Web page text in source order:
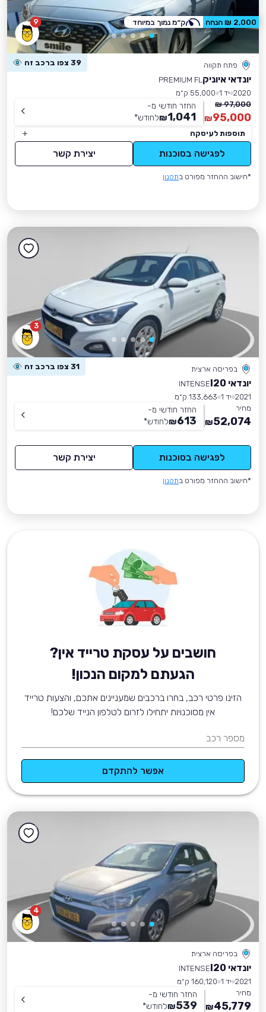
9
פתח תקווה 39 צפו ברכב זה
יונדאי איוניק PREMIUM FL
2020 יד 1
55,000 ק״מ
97,000 ₪
95,000
₪
החזר חודשי מ-
1,041
₪לחודש*
תוספות לעיסקה
לפגישה בסוכנות יצירת קשר
*חישוב ההחזר מפורט בתקנון
2,000 ₪ הנחה ק״מ נמוך במיוחד
3
בפריסה ארצית 31 צפו ברכב זה
יונדאי I20
INTENSE
2021 יד 1
133,663 ק״מ
מחיר
52,074
₪
החזר חודשי מ-
613
₪לחודש*
לפגישה בסוכנות יצירת קשר
*חישוב ההחזר מפורט בתקנון
חושבים על עסקת טרייד אין?
הגעתם למקום הנכון!
הזינו פרטי רכב, בחרו ברכבים שמעניינים אתכם, והצעות טרייד
אין מסוכנויות יתחילו לזרום לטלפון הנייד שלכם!
מספר רכב
אפשר להתקדם
4
בפריסה ארצית
יונדאי I20
INTENSE
2021 יד 1
160,120 ק״מ
מחיר
45,779
₪
החזר חודשי מ-
539
₪לחודש*